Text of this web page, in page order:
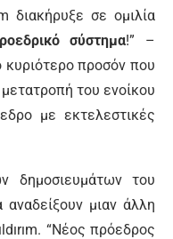
διακήρυξε σε ομιλία
σύστημα!” –
κυριότερο προσόν που
του ενοίκου
με εκτελεστικές
δημοσιευμάτων του
μιαν άλλη
“Νέος πρόεδρος